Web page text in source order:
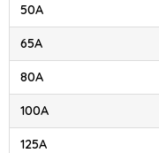
50A
65A
80A
100A
125A